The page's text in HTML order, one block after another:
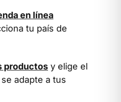
en línea
tu país de
productos y elige el
adapte a tus